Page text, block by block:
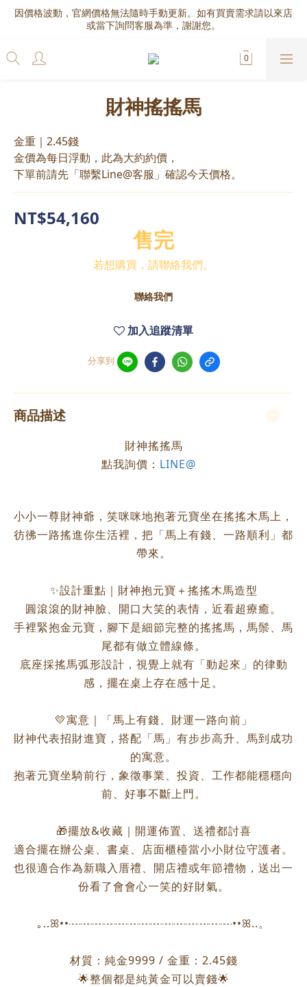
因價格波動，官網價格無法隨時手動更新。如有買賣需求請以來店
或當下詢問客服為準，謝謝您。
財神搖搖馬
金重｜2.45錢
金價為每日浮動，此為大約約價，
下單前請先「聯繫Line@客服」確認今天價格。
NT$54,160
售完
若想購買，請聯絡我們。
聯絡我們
加入追蹤清單
分享到
商品描述
財神搖搖馬
點我詢價： LINE@
小小一尊財神爺，笑咪咪地抱著元寶坐在搖搖木馬上，
彷彿一路搖進你生活裡，把「馬上有錢、一路順利」都
帶來。
✨設計重點｜財神抱元寶＋搖搖木馬造型
圓滾滾的財神臉、開口大笑的表情，近看超療癒。
手裡緊抱金元寶，腳下是細節完整的搖搖馬，馬鬃、馬
尾都有做立體線條。
底座採搖馬弧形設計，視覺上就有「動起來」的律動
感，擺在桌上存在感十足。
💛寓意｜「馬上有錢、財運一路向前」
財神代表招財進寶，搭配「馬」有步步高升、馬到成功
的寓意。
抱著元寶坐騎前行，象徵事業、投資、工作都能穩穩向
前、好事不斷上門。
🎁擺放&收藏｜開運佈置、送禮都討喜
適合擺在辦公桌、書桌、店面櫃檯當小小財位守護者。
也很適合作為新職入厝禮、開店禮或年節禮物，送出一
份看了會會心一笑的好財氣。
｡..ꕤ••┈┈┈┈┈┈┈┈┈┈┈┈┈┈••ꕤ..。
材質：純金9999 / 金重：2.45錢
🌟整個都是純黃金可以賣錢🌟